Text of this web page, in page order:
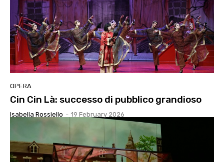
OPERA
Cin Cin Là: successo di pubblico grandioso
Isabella Rossiello - 19 February 2026